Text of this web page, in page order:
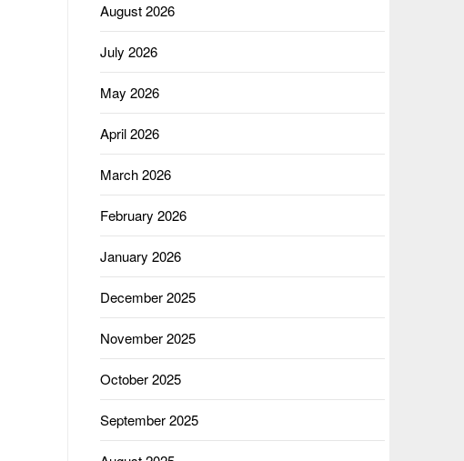
August 2026
July 2026
May 2026
April 2026
March 2026
February 2026
January 2026
December 2025
November 2025
October 2025
September 2025